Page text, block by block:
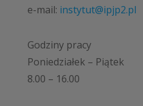
e-mail: instytut@ipjp2.pl
Godziny pracy
Poniedziałek – Piątek
8.00 – 16.00